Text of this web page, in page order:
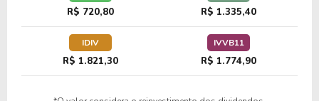
20,44 2,84 13,89% 2,36%
2,25 11,34% 2,78%
R$ 720,80 R$ 1.335,40
IDIV
R$ 1.821,30
IVVB11
R$ 1.774,90